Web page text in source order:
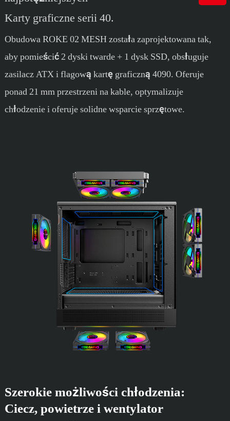
Karty graficzne serii 40.
Obudowa ROKE 02 MESH została zaprojektowana tak,
aby pomieścić 2 dyski twarde + 1 dysk SSD, obsługuje
zasilacz ATX i flagową kartę graficzną 4090. Oferuje
ponad 21 mm przestrzeni na kable, optymalizuje
chłodzenie i oferuje solidne wsparcie sprzętowe.
Szerokie możliwości chłodzenia:
Ciecz, powietrze i wentylator